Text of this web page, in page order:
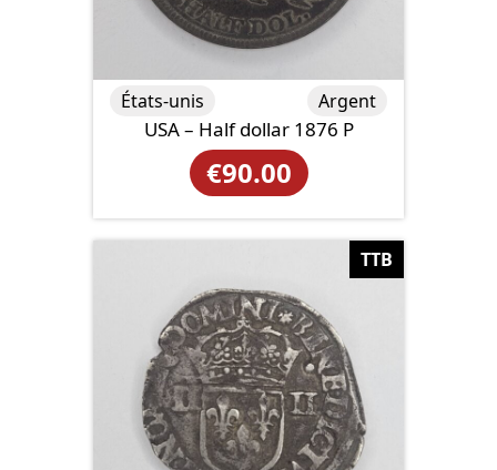
USA – Half dollar 1876 P
€90.00
États-unis Argent
TTB